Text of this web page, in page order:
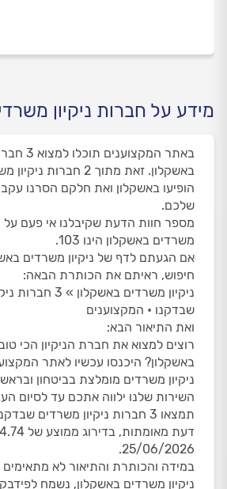
מידע על חברות ניקיון
באתר
באשקלון. זאת מתוך 2
הופיעו באשקלון ואת חלקם הסרנו
שלכם.
מספר חוות הדעת שקיבלנו אי פעם על
משרדים באשקלון הינו 103.
אם הגעתם לדף של ניקיון משרדים
חיפוש, ראיתם את הכותרת הבאה:
ניקיון משרדים
שבדקנו • המקצוענים
ואת התיאור הבא:
רוצים למצוא את חברת הניקיון הכי
באשקלון? היכנסו עכשיו לאתר
ניקיון משרדים מומלצת בביטחון
השירות שלנו ילווה אתכם עד לסיום
25/06/2026.
במידה והכותרת והתיאור לא
ניקיון משרדים באשקלון, נשמח